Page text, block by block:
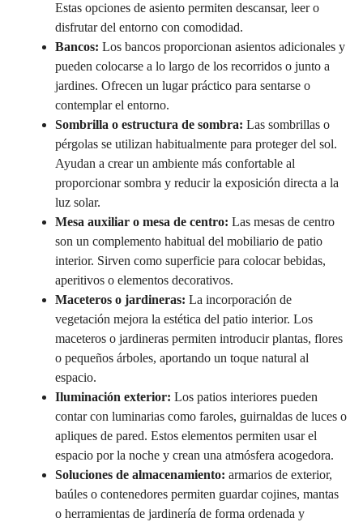
Estas opciones de asiento permiten descansar, leer o
disfrutar del entorno con comodidad.
Bancos: Los bancos proporcionan asientos adicionales y
pueden colocarse a lo largo de los recorridos o junto a
jardines. Ofrecen un lugar práctico para sentarse o
contemplar el entorno.
Sombrilla o estructura de sombra: Las sombrillas o
pérgolas se utilizan habitualmente para proteger del sol.
Ayudan a crear un ambiente más confortable al
proporcionar sombra y reducir la exposición directa a la
luz solar.
Mesa auxiliar o mesa de centro: Las mesas de centro
son un complemento habitual del mobiliario de patio
interior. Sirven como superficie para colocar bebidas,
aperitivos o elementos decorativos.
Maceteros o jardineras: La incorporación de
vegetación mejora la estética del patio interior. Los
maceteros o jardineras permiten introducir plantas, flores
o pequeños árboles, aportando un toque natural al
espacio.
Iluminación exterior: Los patios interiores pueden
contar con luminarias como faroles, guirnaldas de luces o
apliques de pared. Estos elementos permiten usar el
espacio por la noche y crean una atmósfera acogedora.
Soluciones de almacenamiento: armarios de exterior,
baúles o contenedores permiten guardar cojines, mantas
o herramientas de jardinería de forma ordenada y